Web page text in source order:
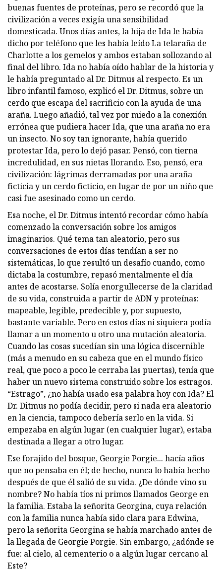
buenas fuentes de proteínas, pero se recordó que la
civilización a veces exigía una sensibilidad
domesticada. Unos días antes, la hija de Ida le había
dicho por teléfono que les había leído La telaraña de
Charlotte a los gemelos y ambos estaban sollozando al
final del libro. Ida no había oído hablar de la historia y
le había preguntado al Dr. Ditmus al respecto. Es un
libro infantil famoso, explicó el Dr. Ditmus, sobre un
cerdo que escapa del sacrificio con la ayuda de una
araña. Luego añadió, tal vez por miedo a la conexión
errónea que pudiera hacer Ida, que una araña no era
un insecto. No soy tan ignorante, había querido
protestar Ida, pero lo dejó pasar. Pensó, con tierna
incredulidad, en sus nietas llorando. Eso, pensó, era
civilización: lágrimas derramadas por una araña
ficticia y un cerdo ficticio, en lugar de por un niño que
casi fue asesinado como un cerdo.
Esa noche, el Dr. Ditmus intentó recordar cómo había
comenzado la conversación sobre los amigos
imaginarios. Qué tema tan aleatorio, pero sus
conversaciones de estos días tendían a ser no
sistemáticas, lo que resultó un desafío cuando, como
dictaba la costumbre, repasó mentalmente el día
antes de acostarse. Solía ​​enorgullecerse de la claridad
de su vida, construida a partir de ADN y proteínas:
mapeable, legible, predecible y, por supuesto,
bastante variable. Pero en estos días ni siquiera podía
llamar a un momento u otro una mutación aleatoria.
Cuando las cosas sucedían sin una lógica discernible
(más a menudo en su cabeza que en el mundo físico
real, que poco a poco le cerraba las puertas), tenía que
haber un nuevo sistema construido sobre los estragos.
“Estrago”, ¿no había usado esa palabra hoy con Ida? El
Dr. Ditmus no podía decidir, pero si nada era aleatorio
en la ciencia, tampoco debería serlo en la vida. Si
empezaba en algún lugar (en cualquier lugar), estaba
destinada a llegar a otro lugar.
Ese forajido del bosque, Georgie Porgie... hacía años
que no pensaba en él; de hecho, nunca lo había hecho
después de que él salió de su vida. ¿De dónde vino su
nombre? No había tíos ni primos llamados George en
la familia. Estaba la señorita Georgina, cuya relación
con la familia nunca había sido clara para Edwina,
pero la señorita Georgina se había marchado antes de
la llegada de Georgie Porgie. Sin embargo, ¿adónde se
fue: al cielo, al cementerio o a algún lugar cercano al
Este?